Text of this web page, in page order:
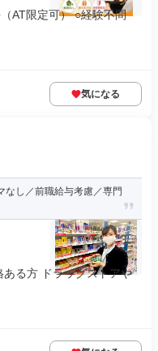
AT限定可） ○経験不問
気になる
なし／前職給与考慮／専⾨
る方 ドラッグストアや